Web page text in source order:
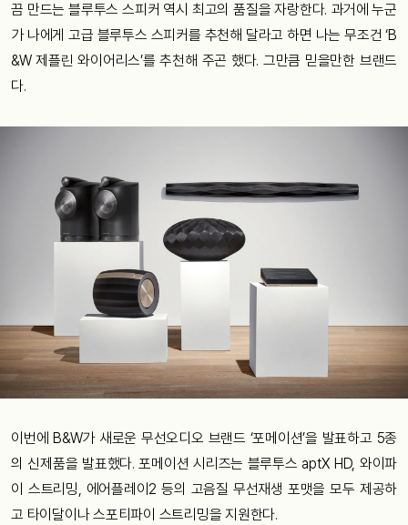
끔 만드는 블루투스 스피커 역시 최고의 품질을 자랑한다. 과거에 누군
가 나에게 고급 블루투스 스피커를 추천해 달라고 하면 나는 무조건 ‘B
&W 제플린 와이어리스’를 추천해 주곤 했다. 그만큼 믿을만한 브랜드
다.
이번에 B&W가 새로운 무선오디오 브랜드 ‘포메이션’을 발표하고 5종
의 신제품을 발표했다. 포메이션 시리즈는 블루투스 aptX HD, 와이파
이 스트리밍, 에어플레이2 등의 고음질 무선재생 포맷을 모두 제공하
고 타이달이나 스포티파이 스트리밍을 지원한다.